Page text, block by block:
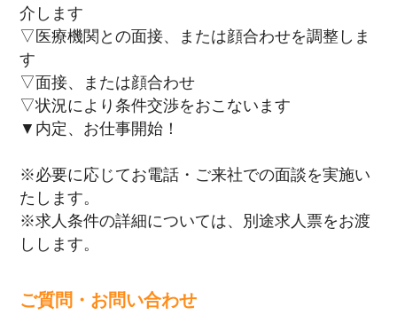
介します
▽医療機関との面接、または顔合わせを調整しま
す
▽面接、または顔合わせ
▽状況により条件交渉をおこないます
▼内定、お仕事開始！
※必要に応じてお電話・ご来社での面談を実施い
たします。
※求人条件の詳細については、別途求人票をお渡
しします。
ご質問・お問い合わせ